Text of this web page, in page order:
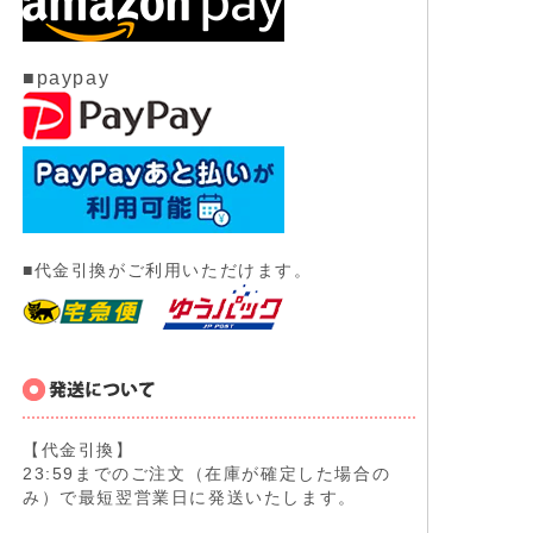
■paypay
■代金引換がご利用いただけます。
【代金引換】
23:59までのご注文（在庫が確定した場合の
み）で最短翌営業日に発送いたします。